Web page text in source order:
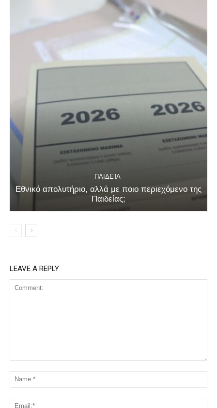
ΠΑΙΔΕΊΑ
Εθνικό απολυτήριο, αλλά με ποιο περιεχόμενο της
Παιδείας;
LEAVE A REPLY